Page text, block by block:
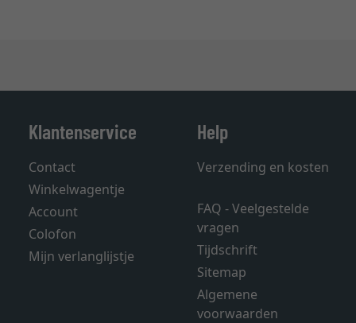
Klantenservice
Contact
Winkelwagentje
Account
Colofon
Mijn verlanglijstje
Help
Verzending en kosten
FAQ - Veelgestelde
vragen
Tijdschrift
Sitemap
Algemene
voorwaarden